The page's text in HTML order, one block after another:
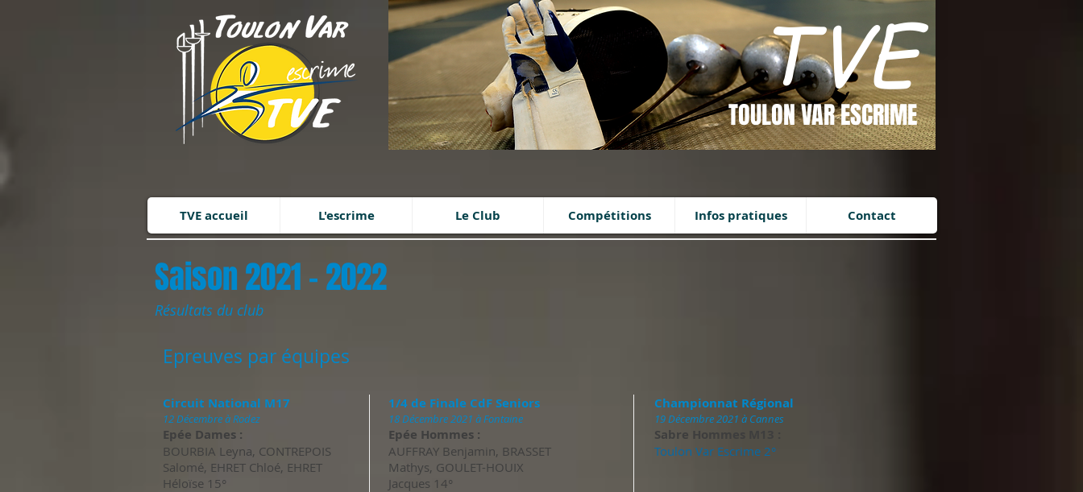
Se connecter
TVE
TOULON VAR ESCRIME
TVE accueil L'escrime Le Club Compétitions Infos pratiques Contact
Saison 2021 - 2022
Résultats du club
Epreuves par équipes
Circuit National M17
12 Décembre à Rodez
Epée Dames :
BOURBIA Leyna, CONTREPOIS
Salomé, EHRET Chloé, EHRET
Héloïse 15°
1/4 de Finale CdF Seniors
18 Décembre 2021 à Fontaine
Epée Hommes :
AUFFRAY Benjamin, BRASSET
Mathys, GOULET-HOUIX
Jacques 14°
Championnat Régional
19 Décembre 2021 à Cannes
Sabre Hommes M13 :
Toulon Var Escrime 2°